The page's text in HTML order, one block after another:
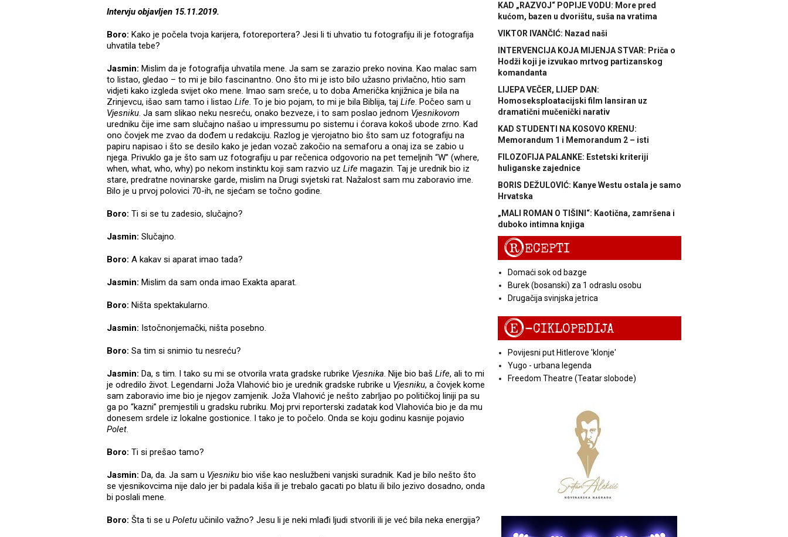
Intervju objavljen 15.11.2019.
Boro: Kako je počela tvoja karijera, fotoreportera? Jesi li ti uhvatio tu fotografiju ili je fotografija
uhvatila tebe?
Jasmin: Mislim da je fotografija uhvatila mene. Ja sam se zarazio preko novina. Kao malac sam
to listao, gledao – to mi je bilo fascinantno. Ono što mi je isto bilo užasno privlačno, htio sam
vidjeti kako izgleda svijet oko mene. Imao sam sreće, u to doba Američka knjižnica je bila na
Zrinjevcu, išao sam tamo i listao Life. To je bio pojam, to mi je bila Biblija, taj Life. Počeo sam u
Vjesniku. Ja sam slikao neku nesreću, onako bezveze, i to sam poslao jednom Vjesnikovom
uredniku čije ime sam slučajno našao u impressumu po sistemu i ćorava kokoš ubode zrno. Kad
ono čovjek me zvao da dođem u redakciju. Razlog je vjerojatno bio što sam uz fotografiju na
papiru napisao i što se desilo kako je jedan vozač zakočio na semaforu a onaj iza se zabio u
njega. Privuklo ga je što sam uz fotografiju u par rečenica odgovorio na pet temeljnih “W” (where,
when, what, who, why) po nekom instinktu koji sam razvio uz Life magazin. Taj je urednik bio iz
stare, predratne novinarske garde, mislim na Drugi svjetski rat. Nažalost sam mu zaboravio ime.
Bilo je u prvoj polovici 70-ih, ne sjećam se točno godine.
Boro: Ti si se tu zadesio, slučajno?
Jasmin: Slučajno.
Boro: A kakav si aparat imao tada?
Jasmin: Mislim da sam onda imao Exakta aparat.
Boro: Ništa spektakularno.
Jasmin: Istočnonjemački, ništa posebno.
Boro: Sa tim si snimio tu nesreću?
Jasmin: Da, s tim. I tako su mi se otvorila vrata gradske rubrike Vjesnika. Nije bio baš Life, ali to mi
je odredilo život. Legendarni Joža Vlahović bio je urednik gradske rubrike u Vjesniku, a čovjek kome
sam zaboravio ime bio je njegov zamjenik. Joža Vlahović je nešto zabrljao po političkoj liniji pa su
ga po “kazni” premjestili u gradsku rubriku. Moj prvi reporterski zadatak kod Vlahovića bio je da mu
donesem srdele iz lokalne gostionice. I tako je to počelo. Onda se koju godinu kasnije pojavio
Polet.
Boro: Ti si prešao tamo?
Jasmin: Da, da. Ja sam u Vjesniku bio više kao neslužbeni vanjski suradnik. Kad je bilo nešto što
se vjesnikovcima nije dalo jer bi padala kiša ili je trebalo gacati po blatu ili bilo jezivo dosadno, onda
bi poslali mene.
Boro: Šta ti se u Poletu učinilo važno? Jesu li je neki mlađi ljudi stvorili ili je već bila neka energija?
KAD „RAZVOJ“ POPIJE VODU: More pred
kućom, bazen u dvorištu, suša na vratima
VIKTOR IVANČIĆ: Nazad naši
INTERVENCIJA KOJA MIJENJA STVAR: Priča o
Hodži koji je izvukao mrtvog partizanskog
komandanta
LIJEPA VEČER, LIJEP DAN:
Homoseksploatacijski film lansiran uz
dramatični mučenički narativ
KAD STUDENTI NA KOSOVO KRENU:
Memorandum 1 i Memorandum 2 – isti
FILOZOFIJA PALANKE: Estetski kriteriji
huliganske zajednice
BORIS DEŽULOVIĆ: Kanye Westu ostala je samo
Hrvatska
„MALI ROMAN O TIŠINI“: Kaotična, zamršena i
duboko intimna knjiga
RECEPTI
Domaći sok od bazge
Burek (bosanski) za 1 odraslu osobu
Drugačija svinjska jetrica
E-CIKLOPEDIJA
Povijesni put Hitlerove 'klonje'
Yugo - urbana legenda
Freedom Theatre (Teatar slobode)